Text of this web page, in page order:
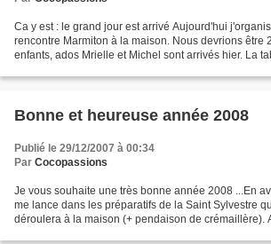
Ca y est : le grand jour est arrivé Aujourd'hui
rencontre Marmiton à la maison. Nous devrions être
enfants, ados Mrielle et Michel sont arrivés hier. La
Bonne et heureuse année 2008
Publié le 29/12/2007 à 00:34
Par Cocopassions
Je vous souhaite une très bonne année 2008 ...En
me lance dans les préparatifs de la Saint Sylvestre
déroulera à la maison (+ pendaison de crémaillère).